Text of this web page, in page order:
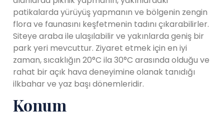
patikalarda yürüyüş yapmanın ve bölgenin zengin
flora ve faunasını keşfetmenin tadını çıkarabilirler.
Siteye araba ile ulaşılabilir ve yakınlarda geniş bir
park yeri mevcuttur. Ziyaret etmek için en iyi
zaman, sıcaklığın 20°C ila 30°C arasında olduğu ve
rahat bir açık hava deneyimine olanak tanıdığı
ilkbahar ve yaz başı dönemleridir.
Konum